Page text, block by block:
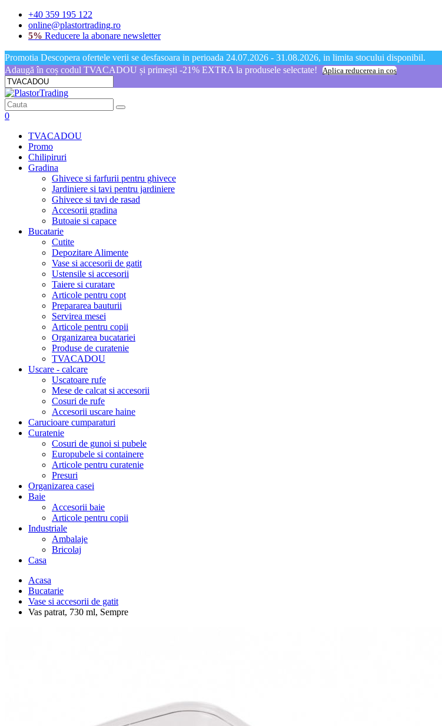
+40 359 195 122
online@plastortrading.ro
5% Reducere la abonare newsletter
Promotia Descopera ofertele verii se desfasoara in perioada 24.07.2026 - 31.08.2026, in limita stocului disponibil.
Adaugă în coș codul TVACADOU și primești -21% EXTRA la produsele selectate!
Aplica reducerea in cos
0
TVACADOU
Promo
Chilipiruri
Gradina
Ghivece si farfurii pentru ghivece
Jardiniere si tavi pentru jardiniere
Ghivece si tavi de rasad
Accesorii gradina
Butoaie si capace
Bucatarie
Cutite
Depozitare Alimente
Vase si accesorii de gatit
Ustensile si accesorii
Taiere si curatare
Articole pentru copt
Prepararea bauturii
Servirea mesei
Articole pentru copii
Organizarea bucatariei
Produse de curatenie
TVACADOU
Uscare - calcare
Uscatoare rufe
Mese de calcat si accesorii
Cosuri de rufe
Accesorii uscare haine
Carucioare cumparaturi
Curatenie
Cosuri de gunoi si pubele
Europubele si containere
Articole pentru curatenie
Presuri
Organizarea casei
Baie
Accesorii baie
Articole pentru copii
Industriale
Ambalaje
Bricolaj
Casa
Acasa
Bucatarie
Vase si accesorii de gatit
Vas patrat, 730 ml, Sempre